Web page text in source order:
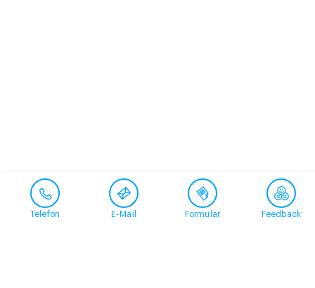
Telefon E-Mail Formular Feedback